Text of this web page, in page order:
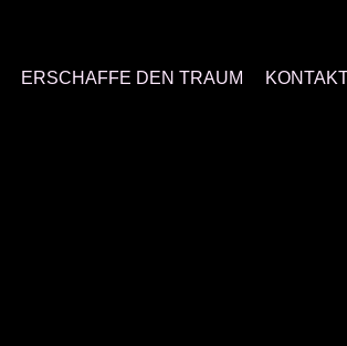
ERSCHAFFE DEN TRAUM